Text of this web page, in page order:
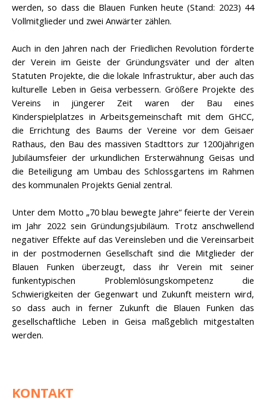
werden, so dass die Blauen Funken heute (Stand: 2023) 44
Vollmitglieder und zwei Anwärter zählen.
Auch in den Jahren nach der Friedlichen Revolution förderte
der Verein im Geiste der Gründungsväter und der alten
Statuten Projekte, die die lokale Infrastruktur, aber auch das
kulturelle Leben in Geisa verbessern. Größere Projekte des
Vereins in jüngerer Zeit waren der Bau eines
Kinderspielplatzes in Arbeitsgemeinschaft mit dem GHCC,
die Errichtung des Baums der Vereine vor dem Geisaer
Rathaus, den Bau des massiven Stadttors zur 1200jährigen
Jubiläumsfeier der urkundlichen Ersterwähnung Geisas und
die Beteiligung am Umbau des Schlossgartens im Rahmen
des kommunalen Projekts Genial zentral.
Unter dem Motto „70 blau bewegte Jahre“ feierte der Verein
im Jahr 2022 sein Gründungsjubiläum. Trotz anschwellend
negativer Effekte auf das Vereinsleben und die Vereinsarbeit
in der postmodernen Gesellschaft sind die Mitglieder der
Blauen Funken überzeugt, dass ihr Verein mit seiner
funkentypischen Problemlösungskompetenz die
Schwierigkeiten der Gegenwart und Zukunft meistern wird,
so dass auch in ferner Zukunft die Blauen Funken das
gesellschaftliche Leben in Geisa maßgeblich mitgestalten
werden.
KONTAKT